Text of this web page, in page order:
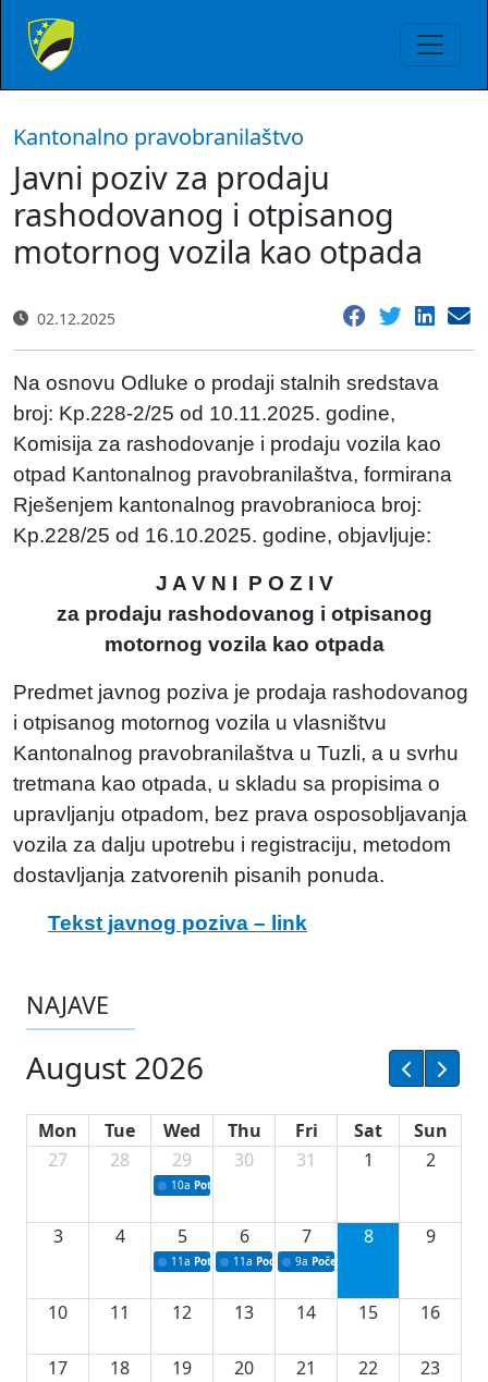
Kantonalno pravobranilaštvo
Javni poziv za prodaju
rashodovanog i otpisanog
motornog vozila kao otpada
02.12.2025
Na osnovu Odluke o prodaji stalnih sredstava
broj: Kp.228-2/25 od 10.11.2025. godine,
Komisija za rashodovanje i prodaju vozila kao
otpad Kantonalnog pravobranilaštva, formirana
Rješenjem kantonalnog pravobranioca broj:
Kp.228/25 od 16.10.2025. godine, objavljuje:
J A V N I P O Z I V
za prodaju rashodovanog i otpisanog
motornog vozila kao otpada
Predmet javnog poziva je prodaja rashodovanog
i otpisanog motornog vozila u vlasništvu
Kantonalnog pravobranilaštva u Tuzli, a u svrhu
tretmana kao otpada, u skladu sa propisima o
upravljanju otpadom, bez prava osposobljavanja
vozila za dalju upotrebu i registraciju, metodom
dostavljanja zatvorenih pisanih ponuda.
Tekst javnog poziva – link
NAJAVE
August 2026
Mon Tue Wed Thu Fri Sat
Sun
27
28 29
10a Potpisivanje ugovora sa neprofitnim
30 31 1 2
3 4 5
11a Potpisivanje ugovora o stipendijama za
6
11a Podrška razvoju vodne infrastrukture u
7
9a Početak izgradnje nove
8 9
10 11 12 13 14 15 16
17 18 19 20 21 22 23